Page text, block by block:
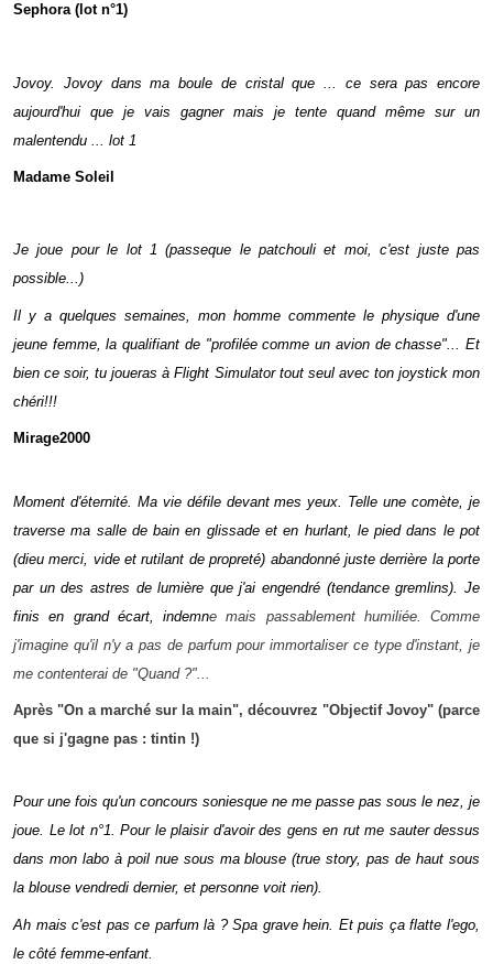
Sephora (lot n°1)
Jovoy. Jovoy dans ma boule de cristal que ... ce sera pas encore
aujourd'hui que je vais gagner mais je tente quand même sur un
malentendu ... lot 1
Madame Soleil
Je joue pour le lot 1 (passeque le patchouli et moi, c'est juste pas
possible...)
Il y a quelques semaines, mon homme commente le physique d'une
jeune femme, la qualifiant de "profilée comme un avion de chasse"... Et
bien ce soir, tu joueras à Flight Simulator tout seul avec ton joystick mon
chéri!!!
Mirage2000
Moment d'éternité. Ma vie défile devant mes yeux. Telle une comète, je
traverse ma salle de bain en glissade et en hurlant, le pied dans le pot
(dieu merci, vide et rutilant de propreté) abandonné juste derrière la porte
par un des astres de lumière que j'ai engendré (tendance gremlins). Je
finis en grand écart, indemne mais passablement humiliée. Comme
j'imagine qu'il n'y a pas de parfum pour immortaliser ce type d'instant, je
me contenterai de "Quand ?"...
Après "On a marché sur la main", découvrez "Objectif Jovoy" (parce
que si j'gagne pas : tintin !)
Pour une fois qu'un concours soniesque ne me passe pas sous le nez, je
joue. Le lot n°1. Pour le plaisir d'avoir des gens en rut me sauter dessus
dans mon labo à poil nue sous ma blouse (true story, pas de haut sous
la blouse vendredi dernier, et personne voit rien).
Ah mais c'est pas ce parfum là ? Spa grave hein. Et puis ça flatte l'ego,
le côté femme-enfant.